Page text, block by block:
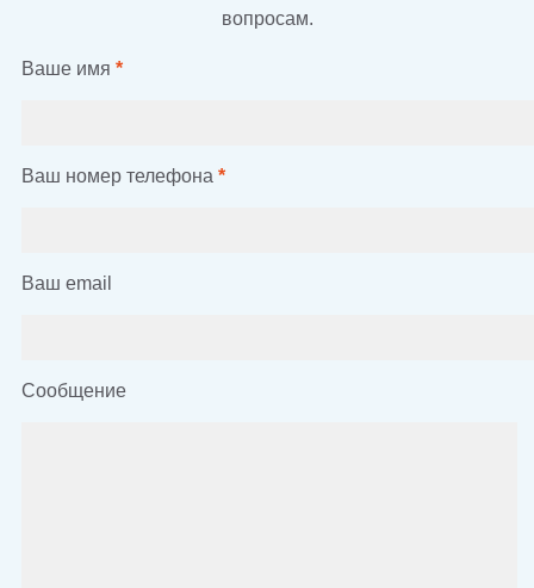
вопросам.
Ваше имя *
Ваш номер телефона *
Ваш email
Сообщение